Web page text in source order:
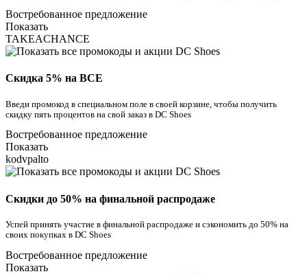
Востребованное предложение
Показать
TAKEACHANCE
Скидка 5% на ВСЕ
Введи промокод в специальном поле в своей корзине, чтобы получить
скидку пять процентов на свой заказ в DC Shoes
Востребованное предложение
Показать
kodvpalto
Скидки до 50% на финальной распродаже
Успей принять участие в финальной распродаже и сэкономить до 50% на
своих покупках в DC Shoes
Востребованное предложение
Показать